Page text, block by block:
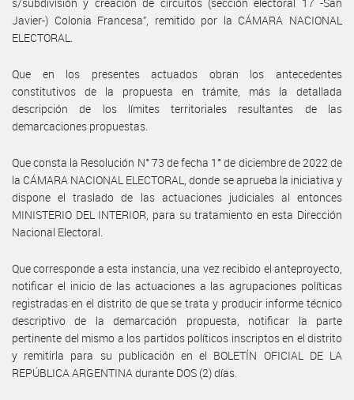
Javier-) Colonia Francesa”, remitido por la CÁMARA NACIONAL
ELECTORAL.
Que en los presentes actuados obran los antecedentes
constitutivos de la propuesta en trámite, más la detallada
descripción de los límites territoriales resultantes de las
demarcaciones propuestas.
Que consta la Resolución N° 73 de fecha 1° de diciembre de 2022 de
la CÁMARA NACIONAL ELECTORAL, donde se aprueba la iniciativa y
dispone el traslado de las actuaciones judiciales al entonces
MINISTERIO DEL INTERIOR, para su tratamiento en esta Dirección
Nacional Electoral.
Que corresponde a esta instancia, una vez recibido el anteproyecto,
notificar el inicio de las actuaciones a las agrupaciones políticas
registradas en el distrito de que se trata y producir informe técnico
descriptivo de la demarcación propuesta, notificar la parte
pertinente del mismo a los partidos políticos inscriptos en el distrito
y remitirla para su publicación en el BOLETÍN OFICIAL DE LA
REPÚBLICA ARGENTINA durante DOS (2) días.